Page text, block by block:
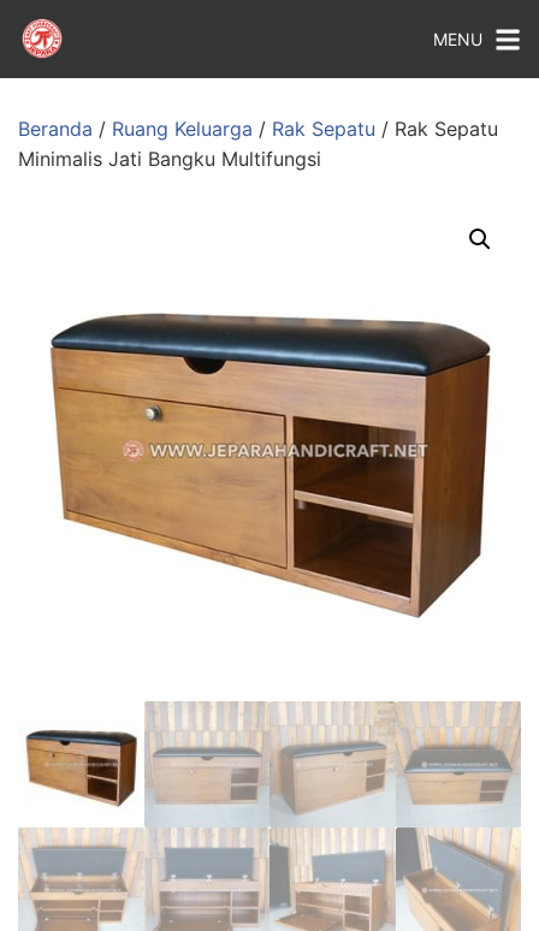
MENU
Beranda / Ruang Keluarga / Rak Sepatu / Rak Sepatu
Minimalis Jati Bangku Multifungsi